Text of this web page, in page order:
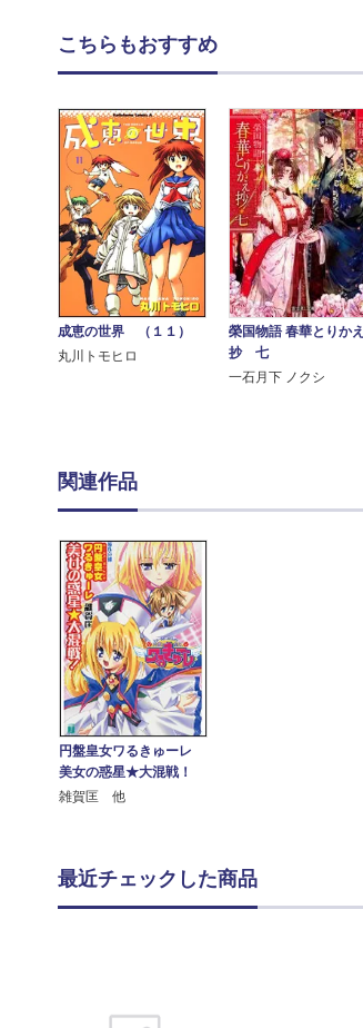
こちらもおすすめ
成恵の世界 （１１）
丸川トモヒロ
榮国物語 春華とりかえ
抄 七
一石月下 ノクシ
関連作品
円盤皇女ワるきゅーレ
美女の惑星★大混戦！
雑賀匡 他
最近チェックした商品